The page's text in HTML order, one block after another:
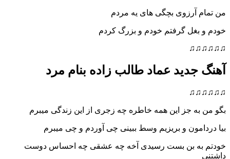
آرزوی بچگی های یه مردم
گرفتم خودم و بزرگ کردم
عماد طالب زاده بنام مرد
جز این همه خاطره چه زجری از این زندگی میبرم
و بریزیم وسط ببینی چی آوردم و چی میبرم
بن بست رسیدی آخه چه عشقی چه احساس دوست